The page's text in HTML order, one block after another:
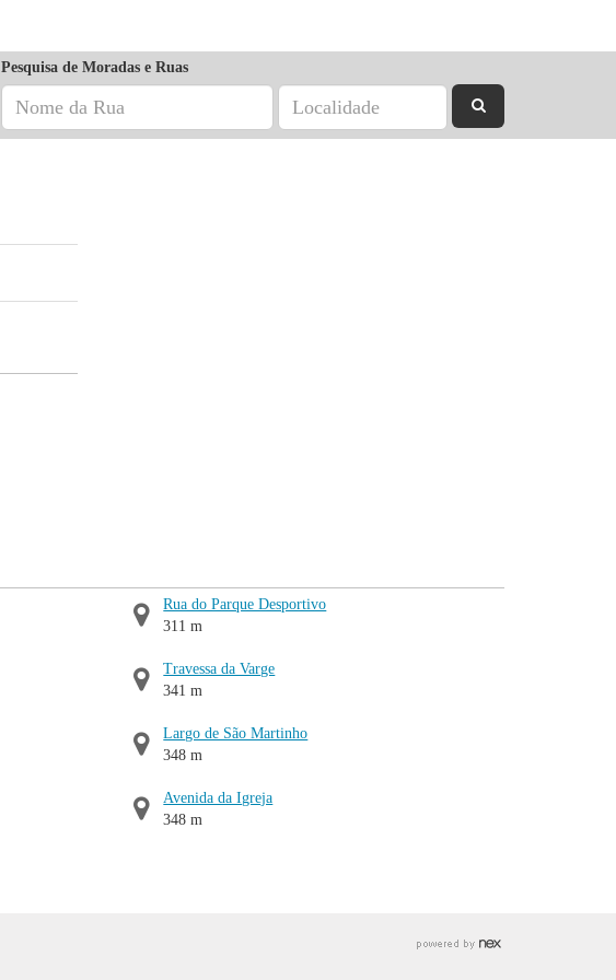
Pesquisa de Moradas e Ruas
Rua do Parque Desportivo
311 m
Travessa da Varge
341 m
Largo de São Martinho
348 m
Avenida da Igreja
348 m